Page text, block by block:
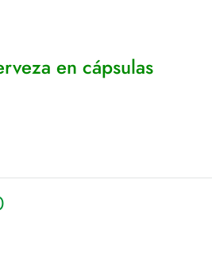
en cápsulas